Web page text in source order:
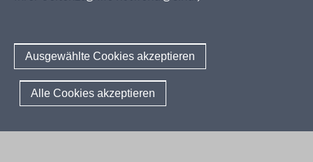
Ausgewählte Cookies akzeptieren
Alle Cookies akzeptieren
Modellprojekte
Informationsschriften
Weiterführende Links
Abkürzungen
Bildungspläne Ausbildungsvorbereitung (Anlage A)
Fachklassen duales System (Anlage A)
Bildungspläne Berufsfachschule (Anlage B)
Bildungspläne Berufsfachschule und Fachoberschule (Anlage C)
Bildungsgang-übergreifende Themen
Unterricht
Gesellschaft
Digitalisierung
© 2026 Berufsbildung
Fußzeile
Impressum Datenschutzerklärung